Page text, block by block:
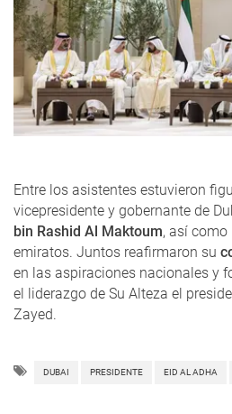
Entre los asistentes estuvieron
vicepresidente y gobernante de
bin Rashid Al Maktoum, así como
emiratos. Juntos reafirmaron su
en las aspiraciones nacionales y
el liderazgo de Su Alteza el
Zayed.
DUBAI PRESIDENTE EID AL ADHA